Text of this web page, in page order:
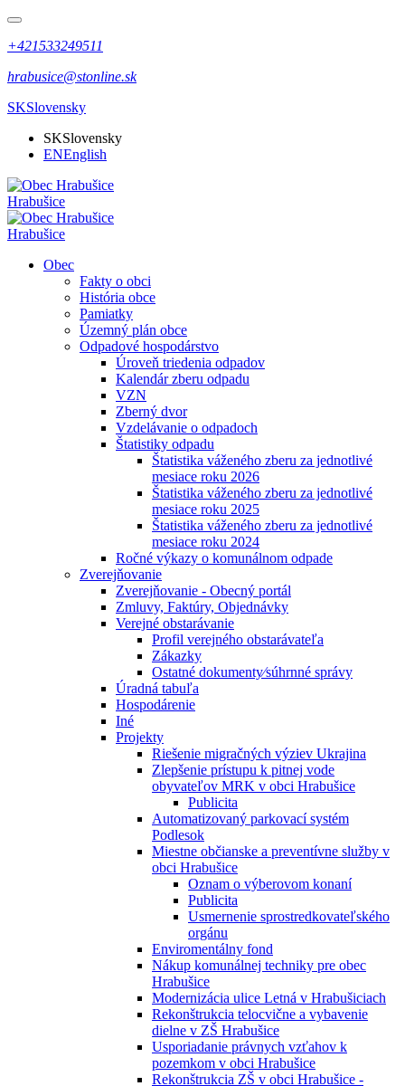
+421533249511
hrabusice@stonline.sk
SKSlovensky
SKSlovensky
ENEnglish
Hrabušice
Hrabušice
Obec
Fakty o obci
História obce
Pamiatky
Územný plán obce
Odpadové hospodárstvo
Úroveň triedenia odpadov
Kalendár zberu odpadu
VZN
Zberný dvor
Vzdelávanie o odpadoch
Štatistiky odpadu
Štatistika váženého zberu za jednotlivé
mesiace roku 2026
Štatistika váženého zberu za jednotlivé
mesiace roku 2025
Štatistika váženého zberu za jednotlivé
mesiace roku 2024
Ročné výkazy o komunálnom odpade
Zverejňovanie
Zverejňovanie - Obecný portál
Zmluvy, Faktúry, Objednávky
Verejné obstarávanie
Profil verejného obstarávateľa
Zákazky
Ostatné dokumenty⁄súhrnné správy
Úradná tabuľa
Hospodárenie
Iné
Projekty
Riešenie migračných výziev Ukrajina
Zlepšenie prístupu k pitnej vode
obyvateľov MRK v obci Hrabušice
Publicita
Automatizovaný parkovací systém
Podlesok
Miestne občianske a preventívne služby v
obci Hrabušice
Oznam o výberovom konaní
Publicita
Usmernenie sprostredkovateľského
orgánu
Enviromentálny fond
Nákup komunálnej techniky pre obec
Hrabušice
Modernizácia ulice Letná v Hrabušiciach
Rekonštrukcia telocvične a vybavenie
dielne v ZŠ Hrabušice
Usporiadanie právnych vzťahov k
pozemkom v obci Hrabušice
Rekonštrukcia ZŠ v obci Hrabušice -